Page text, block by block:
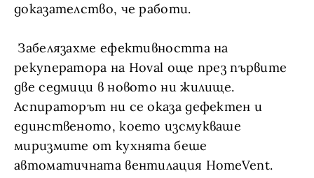
доказателство, че работи.
Забелязахме ефективността на
рекуператора на Hoval още през първите
две седмици в новото ни жилище.
Аспираторът ни се оказа дефектен и
единственото, което изсмукваше
миризмите от кухнята беше
автоматичната вентилация HomeVent.